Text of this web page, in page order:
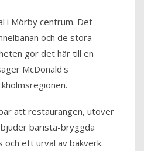
i Mörby centrum. Det
och de stora
gör det här till en
McDonald's
att restaurangen, utöver
barista-bryggda
ett urval av bakverk.